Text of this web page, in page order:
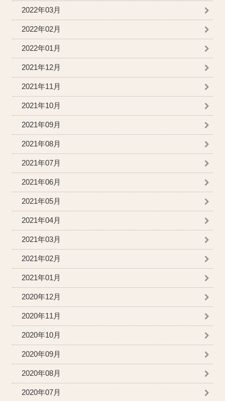
2022年03月
2022年02月
2022年01月
2021年12月
2021年11月
2021年10月
2021年09月
2021年08月
2021年07月
2021年06月
2021年05月
2021年04月
2021年03月
2021年02月
2021年01月
2020年12月
2020年11月
2020年10月
2020年09月
2020年08月
2020年07月